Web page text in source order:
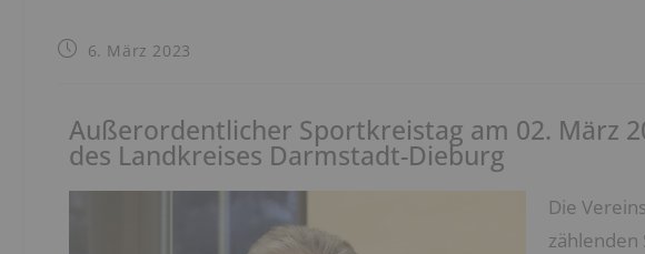
6. März 2023
Außerordentlicher Sportkreistag am 02. März
des Landkreises Darmstadt-Dieburg
Die